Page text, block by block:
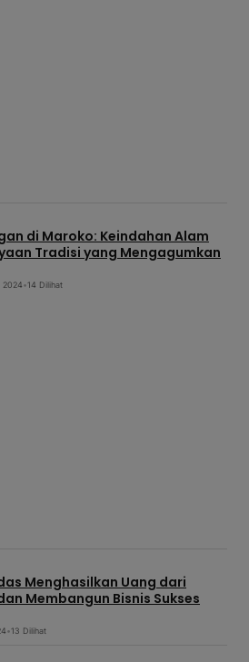
di Maroko: Keindahan Alam
Tradisi yang Mengagumkan
2024•14 Dilihat
Menghasilkan Uang dari
Membangun Bisnis Sukses
•13 Dilihat